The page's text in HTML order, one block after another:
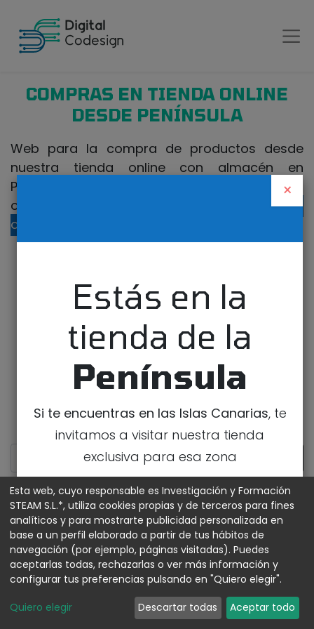
COMPRAS EN TIENDA ONLINE
DESDE PENÍNSULA
×
Estás en la
tienda de la
Península
Si te encuentras en las Islas Canarias, te
invitamos a visitar nuestra tienda
exclusiva para esa zona
IR A LA TIENDA DE CANARIAS
Web para la compra de productos desde
nuestra tienda online con almacén en
Península. Si realiza la compra desde Canarias
o fuera de España, visite nuestra
tienda
online para Canarias
MOSTRAR CATEGORÍAS
Esta web, cuyo responsable es Investigación y Formación
STEAM S.L.*, utiliza cookies propias y de terceros para fines
analíticos y para mostrarte publicidad personalizada en
base a un perfil elaborado a partir de tus hábitos de
navegación (por ejemplo, páginas visitadas). Puedes
aceptarlas todas, rechazarlas o ver más información y
configurar tus preferencias pulsando en "Quiero elegir".
Quiero elegir Descartar todas Aceptar todo